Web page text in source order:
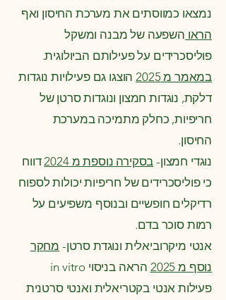
נמצאו כמווסתים את מערכת החיסון ואף
הראו השפעה של מבנה ומשקל
פוליסכרידים על פעילותם הביולוגית.
במאמר מ 2025
הוצגו גם פעילויות נוגדות
דלקת, נוגדות חמצון ונוגדות סרטן של
חריפיות, כחלק מתמיכה במערכת
החיסון.
נוגדי חמצון- בסקירה נוספת מ 2024
דווח
כי פוליסכרידים של חריפיות יכולות לספוח
רדיקלים חופשיים ובנוסף משפיעים על
רמות סוכר בדם.
אנטי מיקרוביאלית ונוגדת סרטן- מחקר
נוסף מ 2025
הראה בניסוי in vitro
פעילות אנטי בקטריאלית ואנטי סרטנית